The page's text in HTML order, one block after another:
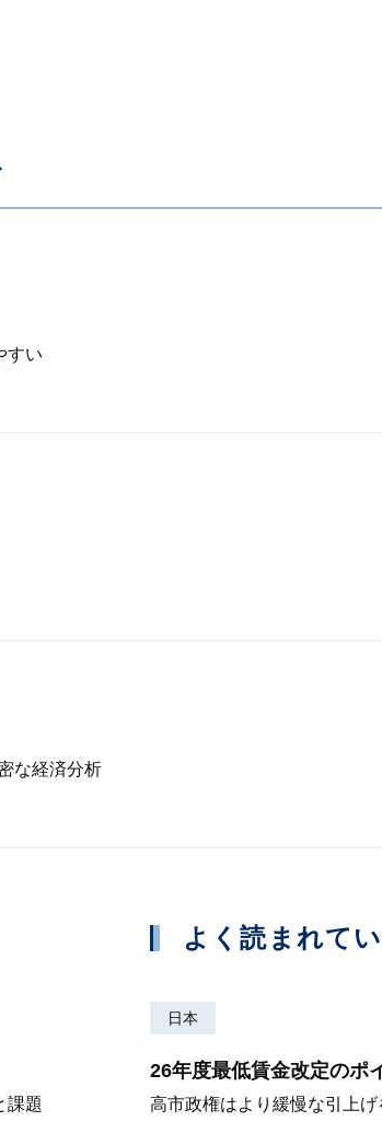
すい
な経済分析
課題
よく読まれて
日本
26年度最低賃金改定のポ
高市政権はより緩慢な引上